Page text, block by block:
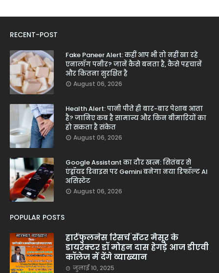
RECENT-POST
Fake Paneer Alert: कहीं आप भी तो नहीं खा रहे
एनालॉग पनीर? जानें कैसे बनता है, कैसे पहचानें
और कितना सुरक्षित है
August 06, 2026
Health Alert: पानी पीते ही बार-बार पेशाब आता
है? जानिए कब है सामान्य और किन बीमारियों का
हो सकता है संकेत
August 06, 2026
Google Assistant का दौर खत्म: सितंबर से
एंड्रॉयड डिवाइस पर Gemini बनेगा नया डिफॉल्ट AI
असिस्टेंट
August 06, 2026
POPULAR POSTS
हार्टफुलनेस रिसर्च सेंटर मैसूर के
डायरेक्टर डॉ मोहन दास हेगड़े आज डीएवी
कॉलेज में देंगे व्याख्यान
जुलाई 10, 2025